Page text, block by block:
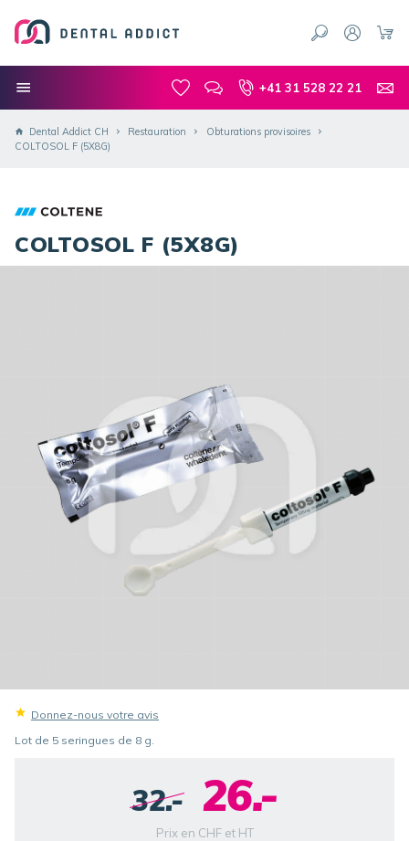
+41 31 528 22 21
Dental Addict CH Restauration
Obturations provisoires
COLTOSOL F (5X8G)
COLTOSOL F (5X8G)
Donnez-nous votre avis
Lot de 5 seringues de 8 g.
32.- 26.-
Prix en CHF et HT